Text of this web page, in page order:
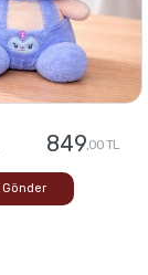
849,00 TL
Gönder